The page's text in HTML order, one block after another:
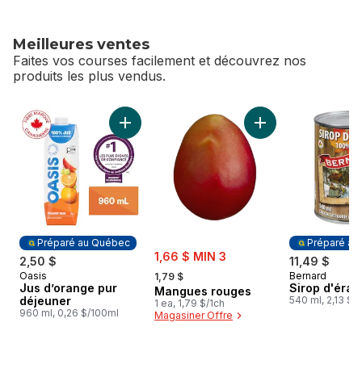
Meilleures ventes
Faites vos courses facilement et découvrez nos
produits les plus vendus.
sauter Meilleures ventes
Préparé au Québec
2,50 $
Préparé au Québec
Oasis
Jus d’orange pur
déjeuner
960 ml, 0,26 $/100ml
Ajouter Jus d’orange pur déjeuner au panier
sale:
1,66 $ MIN 3
, formerly:
1,79 $
Mangues rouges
1 ea, 1,79 $/1ch
Magasiner Offre
Ajouter Mangues
Préparé
11,49 $
Préparé au
Bernard
Sirop
540 ml, 2,13 $/